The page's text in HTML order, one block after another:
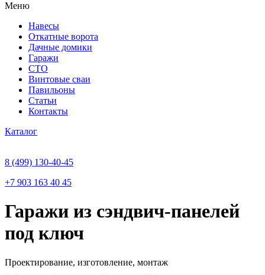
Меню
Навесы
Откатные ворота
Дачные домики
Гаражи
СТО
Винтовые сваи
Павильоны
Статьи
Контакты
Каталог
8 (499) 130-40-45
+7 903 163 40 45
Гаражи из сэндвич-панелей
под ключ
Проектирование, изготовление, монтаж